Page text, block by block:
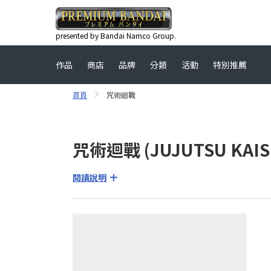
presented by Bandai Namco Group.
作品 商店 品牌 分類 活動 特別推薦
首頁 咒術迴戰
咒術迴戰 (JUJUTSU
閱讀說明